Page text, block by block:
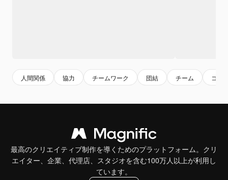
人間関係 協力 チームワーク 団結 チーム コミ
最高のクリエイティブ制作を導くためのプラットフォーム。クリ
エイター、企業、代理店、スタジオを含む100万人以上が利用し
ています。